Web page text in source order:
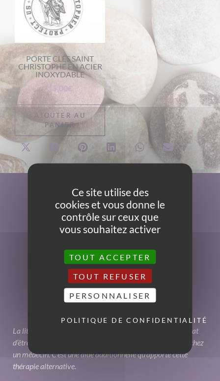
PORTE CLÉS SAINT
CHRISTOPHE EN ACIER
INOXYDABLE
15,00€
AJOUTER AU
PANIER
La lithothérapie peut avoir une forte influence sur notre état
d’être sans toutefois qu’elle ne remplace une consultation chez
un médecin. C’est une aide additionnelle qu’apporte cette
thérapie alternative.
Ce site utilise des
cookies et vous donne le
contrôle sur ceux que
vous souhaitez activer
TOUT ACCEPTER
TOUT REFUSER
PERSONNALISER
POLITIQUE DE CONFIDENTIALITÉ